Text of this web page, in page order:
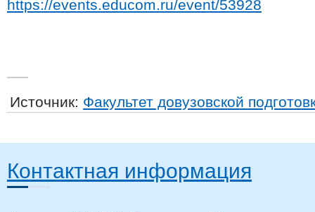
https://events.educom.ru/event/53928
Источник: Факультет довузовской
Контактная информация